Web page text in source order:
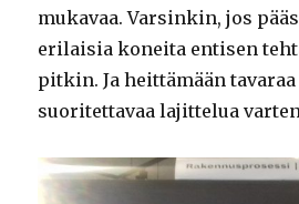
mukavaa. Varsinkin, jos
erilaisia koneita entisen
pitkin. Ja heittämään
suoritettavaa lajittelua